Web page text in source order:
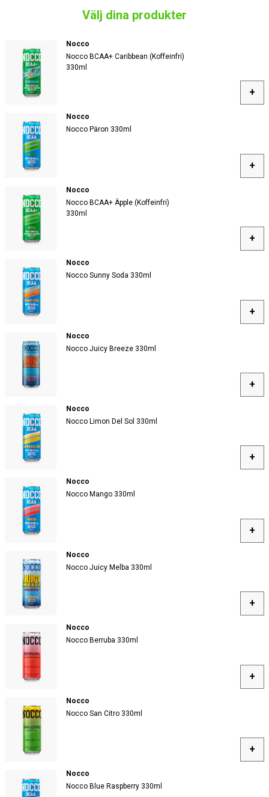
Välj dina produkter
Nocco
Nocco BCAA+ Caribbean (Koffeinfri)
330ml
+
Nocco
Nocco Päron 330ml
+
Nocco
Nocco BCAA+ Äpple (Koffeinfri)
330ml
+
Nocco
Nocco Sunny Soda 330ml
+
Nocco
Nocco Juicy Breeze 330ml
+
Nocco
Nocco Limon Del Sol 330ml
+
Nocco
Nocco Mango 330ml
+
Nocco
Nocco Juicy Melba 330ml
+
Nocco
Nocco Berruba 330ml
+
Nocco
Nocco San Citro 330ml
+
Nocco
Nocco Blue Raspberry 330ml